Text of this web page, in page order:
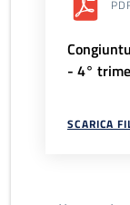
- 4°
SCARICA